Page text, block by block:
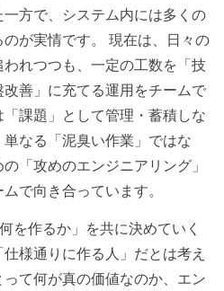
方で、システム内には多くの
が実情です。 現在は、日々の
れつつも、一定の工数を「技
善」に充てる運用をチームで
課題」として管理・蓄積しな
なる「泥臭い作業」ではな
「攻めのエンジニアリング」
で向き合っています。
を作るか」を共に決めていく
様通りに作る人」だとは考え
て何が真の価値なのか、エン